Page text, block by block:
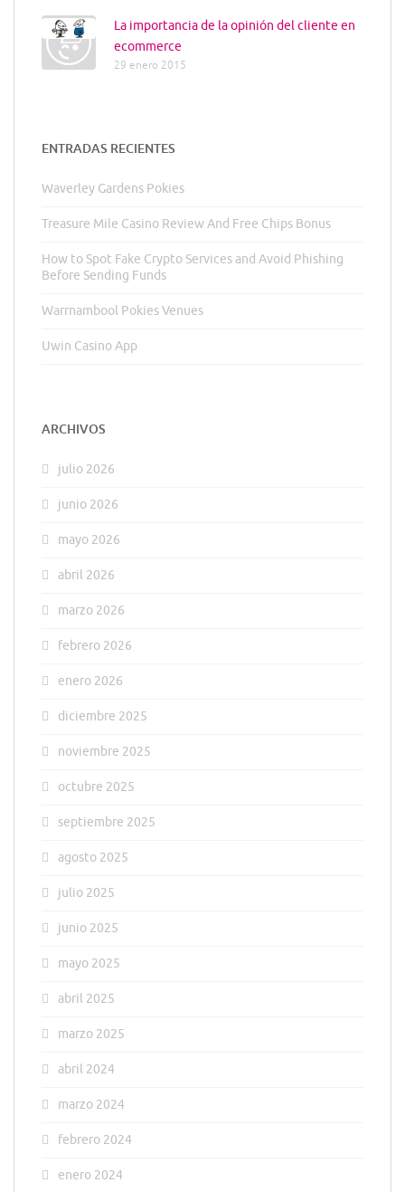
La importancia de la opinión del cliente en
ecommerce
29 enero 2015
ENTRADAS RECIENTES
Waverley Gardens Pokies
Treasure Mile Casino Review And Free Chips Bonus
How to Spot Fake Crypto Services and Avoid Phishing
Before Sending Funds
Warrnambool Pokies Venues
Uwin Casino App
ARCHIVOS
julio 2026
junio 2026
mayo 2026
abril 2026
marzo 2026
febrero 2026
enero 2026
diciembre 2025
noviembre 2025
octubre 2025
septiembre 2025
agosto 2025
julio 2025
junio 2025
mayo 2025
abril 2025
marzo 2025
abril 2024
marzo 2024
febrero 2024
enero 2024